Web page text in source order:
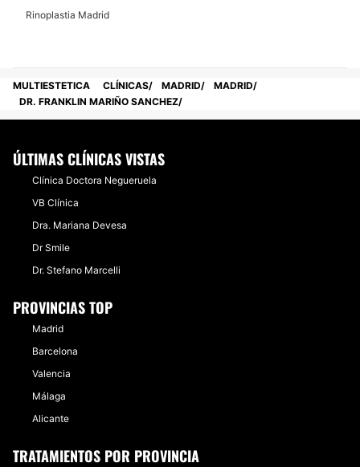
Rinoplastia Madrid
MULTIESTETICA CLÍNICAS MADRID
MADRID
DR. FRANKLIN MARIÑO SANCHEZ
ÚLTIMAS CLÍNICAS VISTAS
Clínica Doctora Negueruela
VB Clínica
Dra. Mariana Devesa
Dr Smile
Dr. Stefano Marcelli
PROVINCIAS TOP
Madrid
Barcelona
Valencia
Málaga
Alicante
TRATAMIENTOS POR PROVINCIA